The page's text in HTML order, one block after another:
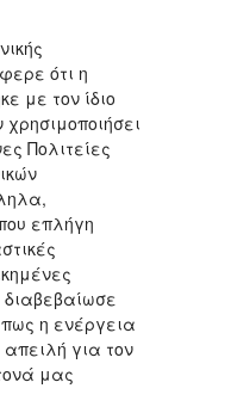
ότι η
με τον ίδιο
Πολιτείες
επλήγη
η ενέργεια
για τον
μας